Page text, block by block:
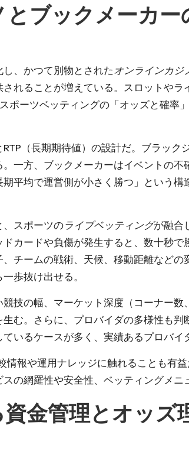
ブックメーカ
、かつて別物とされたオンラインカジ
れることが増えている。スロットや
ポーツベッティングの「オッズと確
（長期期待値）の設計だ。ブラッ
一方、ブックメーカーはイベントの
平均で運営側が小さく勝つ」という
、スポーツのライブベッティングが融合
カードや負傷が発生すると、数十秒
チームの戦術、天候、移動距離などの
歩抜け出せる。
技の幅、マーケット深度（コーナー
生む。さらに、プロバイダの多様性も
いるケースが多く、実績あるプロバイ
報や運用ナレッジに触れることも有
の網羅性や安全性、ベッティングメニ
金管理とオッ